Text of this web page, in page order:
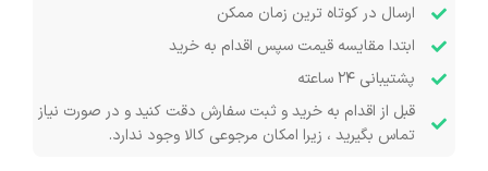
ارسال در کوتاه ترین زمان ممکن
ابتدا مقایسه قیمت سپس اقدام به خرید
پشتیبانی ۲۴ ساعته
قبل از اقدام به خرید و ثبت سفارش دقت کنید و در صورت نیاز
تماس بگیرید ، زیرا امکان مرجوعی کالا وجود ندارد.